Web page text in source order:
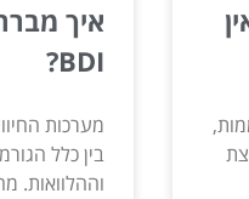
איך
BDI?
מערכות
בין כלל
וההלוואות.